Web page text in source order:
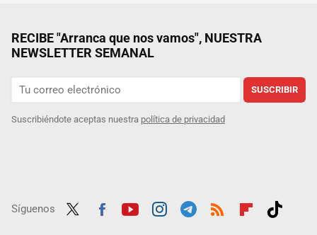
RECIBE "Arranca que nos vamos", NUESTRA
NEWSLETTER SEMANAL
SUSCRIBIR
Suscribiéndote aceptas nuestra política de privacidad
Síguenos